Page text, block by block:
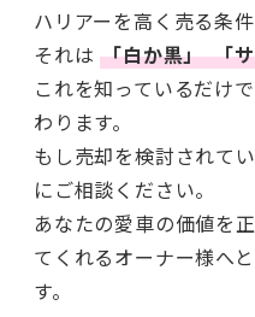
ハリアーを高く売る条件
それは「白か黒」「
これを知っているだけ
わります。
もし売却を検討されて
にご相談ください。
あなたの愛車の価値を
てくれるオーナー様へ
す。